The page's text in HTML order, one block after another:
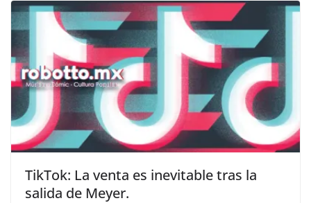
TikTok: La venta es inevitable tras la
salida de Meyer.